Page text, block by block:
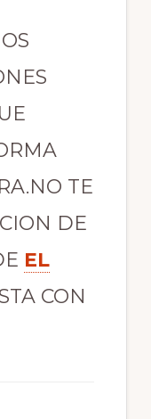
TE
DE
EL
CON